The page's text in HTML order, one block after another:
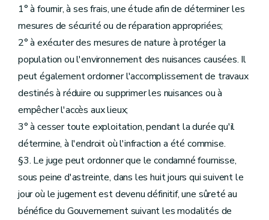
1° à fournir, à ses frais, une étude afin de déterminer les
mesures de sécurité ou de réparation appropriées;
2° à exécuter des mesures de nature à protéger la
population ou l'environnement des nuisances causées. Il
peut également ordonner l'accomplissement de travaux
destinés à réduire ou supprimer les nuisances ou à
empêcher l'accès aux lieux;
3° à cesser toute exploitation, pendant la durée qu'il
détermine, à l'endroit où l'infraction a été commise.
§3. Le juge peut ordonner que le condamné fournisse,
sous peine d'astreinte, dans les huit jours qui suivent le
jour où le jugement est devenu définitif, une sûreté au
bénéfice du Gouvernement suivant les modalités de